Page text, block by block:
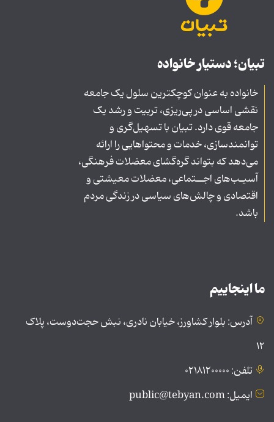
تبیان؛ دستیار خانواده
خانواده به عنوان کوچکترین سلول یک جامعه
نقشی اساسی در پی‌ریزی، تربیت و رشد یک
جامعه قوی دارد. تبیان با تسهیل‌گری و
توانمندسازی، خدمات و محتواهایی را ارائه
می‌دهد که بتواند گره‌گشای معضلات فرهنگی،
آسیـب‌های اجــتماعی، معضلات معیشتی و
اقتصادی و چالش‌های سیاسی در زندگی مردم
باشد.
ما اینجاییم
آدرس: بلوار کشاورز، خیابان نادری، نبش حجت‌دوست، پلاک
۱۲
تلفن: ۰۲۱۸۱۲۰۰۰۰۰
ایمیل: public@tebyan.com